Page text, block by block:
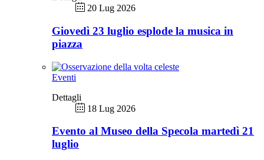
20 Lug 2026
Giovedì 23 luglio esplode la musica in
piazza
Eventi
Dettagli
18 Lug 2026
Evento al Museo della Specola martedì 21
luglio